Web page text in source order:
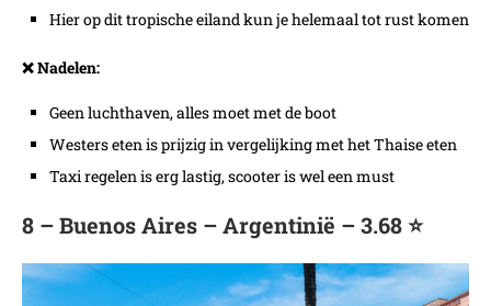
Hier op dit tropische eiland kun je helemaal tot rust komen
❌ Nadelen:
Geen luchthaven, alles moet met de boot
Westers eten is prijzig in vergelijking met het Thaise eten
Taxi regelen is erg lastig, scooter is wel een must
8 – Buenos Aires – Argentinië – 3.68 ⭐️